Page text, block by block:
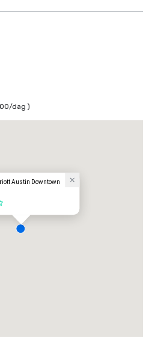
/dag )
Austin Downtown